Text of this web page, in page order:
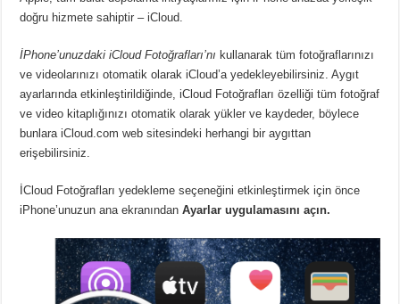
doğru hizmete sahiptir – iCloud.
İPhone’unuzdaki iCloud Fotoğrafları’nı kullanarak tüm fotoğraflarınızı
ve videolarınızı otomatik olarak iCloud’a yedekleyebilirsiniz. Aygıt
ayarlarında etkinleştirildiğinde, iCloud Fotoğrafları özelliği tüm fotoğraf
ve video kitaplığınızı otomatik olarak yükler ve kaydeder, böylece
bunlara iCloud.com web sitesindeki herhangi bir aygıttan
erişebilirsiniz.
İCloud Fotoğrafları yedekleme seçeneğini etkinleştirmek için önce
iPhone’unuzun ana ekranındanAyarlar uygulamasını açın.